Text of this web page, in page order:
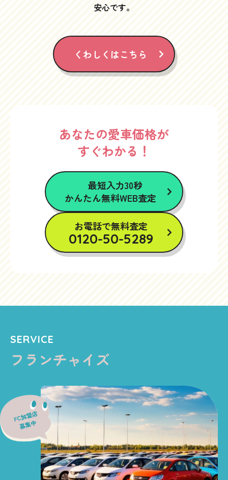
安心です。
くわしくはこちら
あなたの愛車価格が
すぐわかる！
最短入力30秒
かんたん無料WEB査定
お電話で無料査定
0120-50-5289
SERVICE
フランチャイズ